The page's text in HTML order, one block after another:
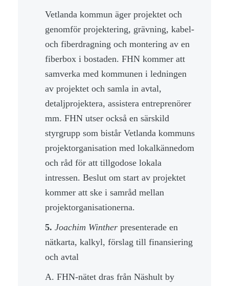
Vetlanda kommun äger projektet och
genomför projektering, grävning, kabel-
och fiberdragning och montering av en
fiberbox i bostaden. FHN kommer att
samverka med kommunen i ledningen
av projektet och samla in avtal,
detaljprojektera, assistera entreprenörer
mm. FHN utser också en särskild
styrgrupp som bistår Vetlanda kommuns
projektorganisation med lokalkännedom
och råd för att tillgodose lokala
intressen. Beslut om start av projektet
kommer att ske i samråd mellan
projektorganisationerna.
5. Joachim Winther presenterade en
nätkarta, kalkyl, förslag till finansiering
och avtal
A. FHN-nätet dras från Näshult by